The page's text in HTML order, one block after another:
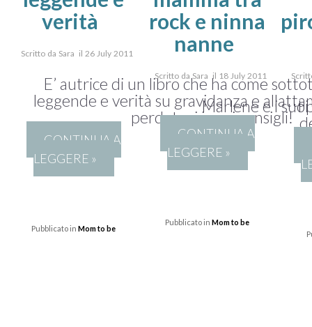
verità
Scritto da Sara il 26 July 2011
E’ autrice di un libro che ha come
leggende e verità su gravidanza e
perdetevi i suoi consigli!
CONTINUA A
LEGGERE »
Pubblicato inMom to be
rock e ninna
nanne
Scritto da Sara il 18 July 2011
Marlene e i
CONTINUA A
LEGGERE »
Pubblicato inMom to be
I